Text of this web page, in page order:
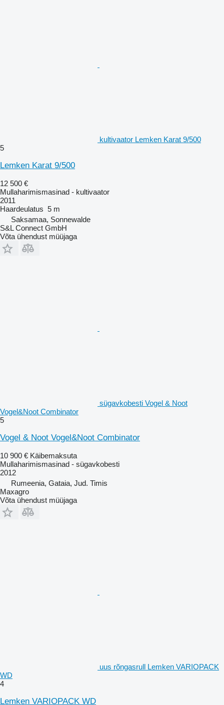
kultivaator Lemken Karat 9/500
5
Lemken Karat 9/500
12 500 €
Mullaharimismasinad - kultivaator
2011
Haardeulatus 5 m
Saksamaa, Sonnewalde
S&L Connect GmbH
Võta ühendust müüjaga
sügavkobesti Vogel & Noot
Vogel&Noot Combinator
5
Vogel & Noot Vogel&Noot Combinator
10 900 € Käibemaksuta
Mullaharimismasinad - sügavkobesti
2012
Rumeenia, Gataia, Jud. Timis
Maxagro
Võta ühendust müüjaga
uus rõngasrull Lemken VARIOPACK
WD
4
Lemken VARIOPACK WD